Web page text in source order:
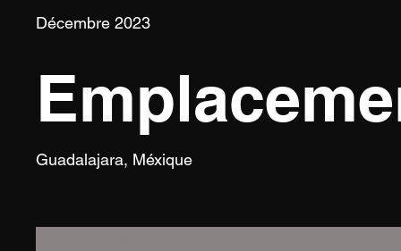
Décembre 2023
Guadalajara, Méxique